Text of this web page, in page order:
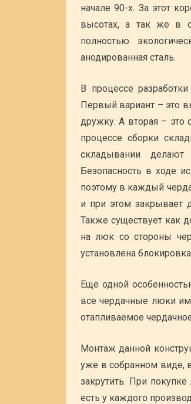
начале 90-х. За этот
высотах, а так же в
полностью
анодированная сталь.
В процессе
Первый вариант – это
дружку. А вторая – это
процессе сборки
складывании
Безопасность в ходе
поэтому в каждый
и при этом закрывает
Также существует как
на люк со стороны
установлена
Еще одной
все чердачные люки
отапливаемое
Монтаж данной
уже в собранном виде,
закрутить. При
есть у каждого